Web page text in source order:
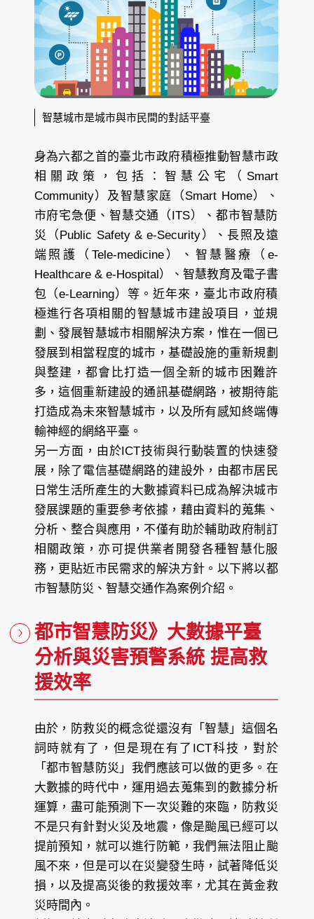
智慧城市是城市與市民間的對話平臺
身為六都之首的臺北市政府積極推動智慧市政
相關政策，包括：智慧公宅（Smart
Community）及智慧家庭（Smart Home）、
市府宅急便、智慧交通（ITS）、都市智慧防
災（Public Safety & e-Security）、長照及遠
端照護（Tele-medicine）、智慧醫療（e-
Healthcare & e-Hospital）、智慧教育及電子書
包（e-Learning）等。近年來，臺北市政府積
極進行各項相關的智慧城市建設項目，並規
劃、發展智慧城市相關解決方案，惟在一個已
發展到相當程度的城市，基礎設施的重新規劃
與整建，都會比打造一個全新的城市困難許
多，這個重新建設的通訊基礎網路，被期待能
打造成為未來智慧城市，以及所有感知終端傳
輸神經的網絡平臺。
另一方面，由於ICT技術與行動裝置的快速發
展，除了電信基礎網路的建設外，由都市居民
日常生活所產生的大數據資料已成為解決城市
發展課題的重要參考依據，藉由資料的蒐集、
分析、整合與應用，不僅有助於輔助政府制訂
相關政策，亦可提供業者開發各種智慧化服
務，更貼近市民需求的解決方針。以下將以都
市智慧防災、智慧交通作為案例介紹。
都市智慧防災》大數據平臺
分析與災害預警系統 提高救
援效率
由於，防救災的概念從還沒有「智慧」這個名
詞時就有了，但是現在有了ICT科技，對於
「都市智慧防災」我們應該可以做的更多。在
大數據的時代中，運用過去蒐集到的數據分析
運算，盡可能預測下一次災難的來臨，防救災
不是只有針對火災及地震，像是颱風已經可以
提前預知，就可以進行防範，我們無法阻止颱
風不來，但是可以在災變發生時，試著降低災
損，以及提高災後的救援效率，尤其在黃金救
災時間內。